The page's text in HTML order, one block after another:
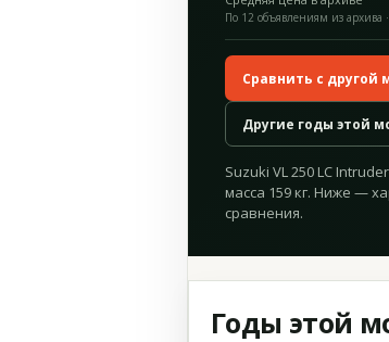
По 12 объявлениям из архива
Сравнить с другой
Другие годы этой
Suzuki VL 250 LC
масса 159 кг. Ниже —
сравнения.
Годы этой